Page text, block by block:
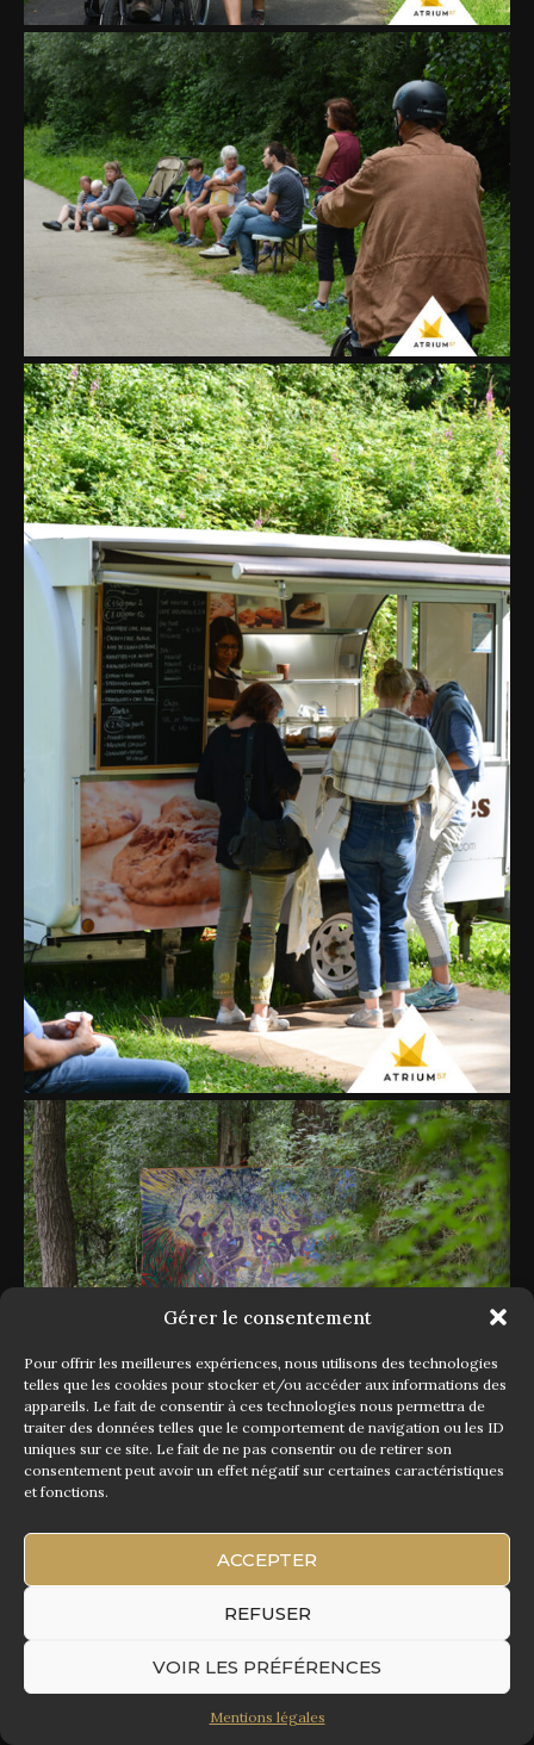
Gérer le consentement
Pour offrir les meilleures expériences, nous utilisons des technologies
telles que les cookies pour stocker et/ou accéder aux informations des
appareils. Le fait de consentir à ces technologies nous permettra de
traiter des données telles que le comportement de navigation ou les ID
uniques sur ce site. Le fait de ne pas consentir ou de retirer son
consentement peut avoir un effet négatif sur certaines caractéristiques
et fonctions.
ACCEPTER
REFUSER
VOIR LES PRÉFÉRENCES
Mentions légales